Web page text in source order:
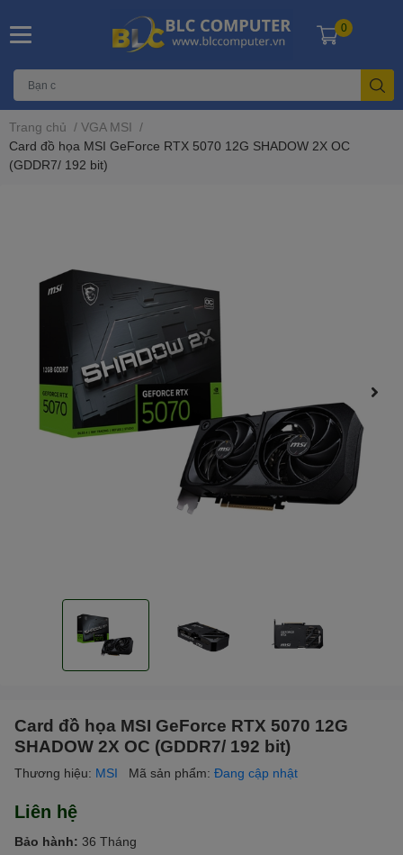
0
Trang chủ / VGA MSI /
Card đồ họa MSI GeForce RTX 5070 12G SHADOW 2X OC
(GDDR7/ 192 bit)
Card đồ họa MSI GeForce RTX 5070 12G
SHADOW 2X OC (GDDR7/ 192 bit)
Thương hiệu: MSI Mã sản phẩm: Đang cập nhật
Liên hệ
Bảo hành: 36 Tháng